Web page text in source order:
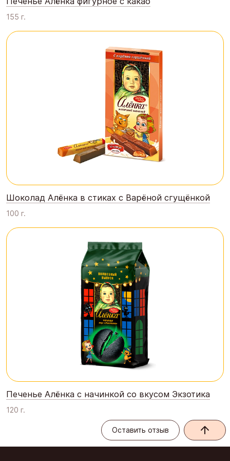
155 г.
Шоколад Алёнка в стиках с Варёной сгущёнкой
100 г.
Печенье Алёнка с начинкой со вкусом Экзотика
120 г.
Оставить отзыв